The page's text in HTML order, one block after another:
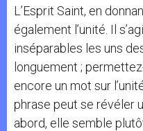
L’Esprit Saint, en
également l’unité. Il
inséparables les uns
longuement ;
encore un mot sur
phrase peut se révéler
abord, elle semble